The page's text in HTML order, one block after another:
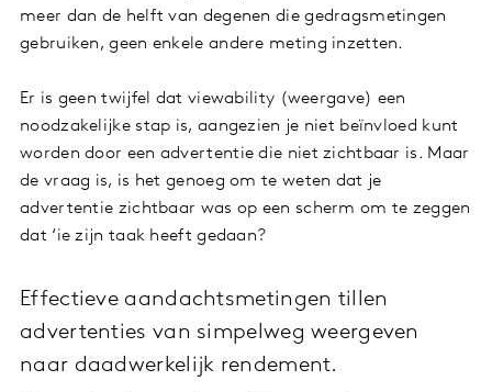
meer dan de helft van degenen die gedragsmetingen
gebruiken, geen enkele andere meting inzetten.
Er is geen twijfel dat viewability (weergave) een
noodzakelijke stap is, aangezien je niet beïnvloed kunt
worden door een advertentie die niet zichtbaar is. Maar
de vraag is, is het genoeg om te weten dat je
advertentie zichtbaar was op een scherm om te zeggen
dat ‘ie zijn taak heeft gedaan?
Effectieve aandachtsmetingen tillen
advertenties van simpelweg weergeven
naar daadwerkelijk rendement.